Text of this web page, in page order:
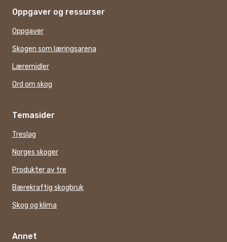
Oppgaver og ressurser
Oppgaver
Skogen som læringsarena
Læremidler
Ord om skog
Temasider
Treslag
Norges skoger
Produkter av tre
Bærekraftig skogbruk
Skog og klima
Annet